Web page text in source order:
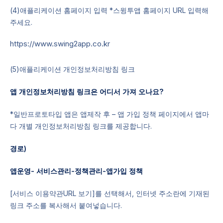
(4)애플리케이션 홈페이지 입력 *스윙투앱 홈페이지 URL 입력해
주세요.
https://www.swing2app.co.kr
(5)애플리케이션 개인정보처리방침 링크
앱 개인정보처리방침 링크은 어디서 가져 오나요?
*일반프로토타입 앱은 앱제작 후 – 앱 가입 정책 페이지에서 앱마
다 개별 개인정보처리방침 링크를 제공합니다.
경로)
앱운영- 서비스관리-정책관리-앱가입 정책
[서비스 이용약관URL 보기]를 선택해서, 인터넷 주소란에 기재된
링크 주소를 복사해서 붙여넣습니다.